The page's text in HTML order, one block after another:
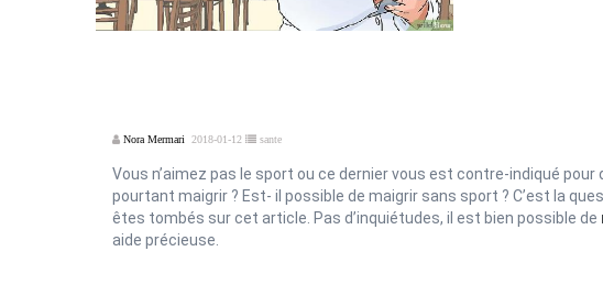
Nora Mermari 2018-01-12 sante
Vous n’aimez pas le sport ou ce dernier vous est contre-indiqué
pourtant maigrir ? Est- il possible de maigrir sans sport ? C’est la
êtes tombés sur cet article. Pas d’inquiétudes, il est bien possible de
aide précieuse.